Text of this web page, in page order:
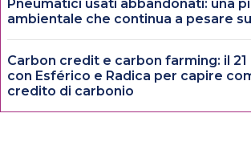
Pneumatici usati abbandonati: una
ambientale che continua a pesare
Carbon credit e carbon farming: il
con Esférico e Radica per capire
credito di carbonio